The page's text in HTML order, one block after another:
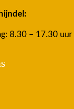
8.30 – 17.30 uur